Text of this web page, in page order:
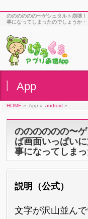
のののののの〜ゲシュタルト崩壊
事になってしまったのでしょうか・
App
HOME » App » android »
のののののの〜
ば画面いっぱい
事になってしま
説明（公式）
文字が沢山並んで